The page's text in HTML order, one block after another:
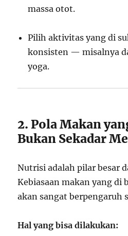
massa otot.
Pilih aktivitas yang di
konsisten — misalnya
yoga.
2. Pola Makan
Bukan Sekadar
Nutrisi adalah pilar besar
Kebiasaan makan yang di
akan sangat berpengaruh
Hal yang bisa dilakukan: